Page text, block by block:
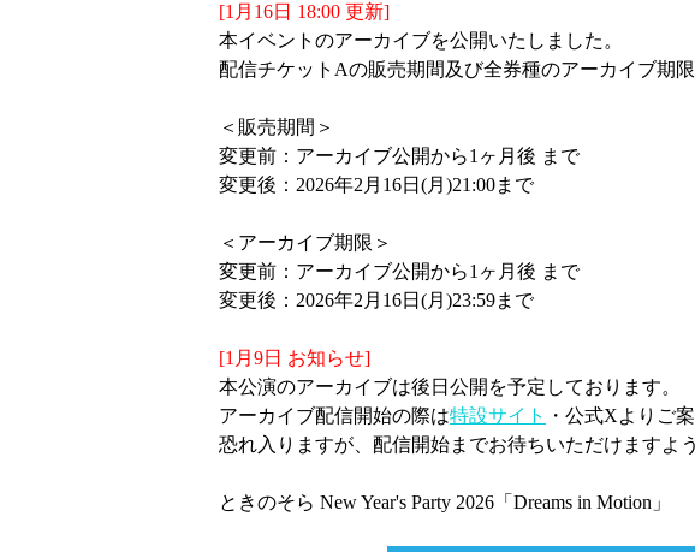
[1月16日 18:00 更新]
本イベントのアーカイブを公開いたしました。
配信チケットAの販売期間及び全券種のアーカイブ期
＜販売期間＞
変更前：アーカイブ公開から1ヶ月後 まで
変更後：2026年2月16日(月)21:00まで
＜アーカイブ期限＞
変更前：アーカイブ公開から1ヶ月後 まで
変更後：2026年2月16日(月)23:59まで
[1月9日 お知らせ]
本公演のアーカイブは後日公開を予定しております。
アーカイブ配信開始の際は特設サイト
・公式Xよりご
恐れ入りますが、配信開始までお待ちいただけますよ
ときのそら New Year's Party 2026「Dreams in Motion」